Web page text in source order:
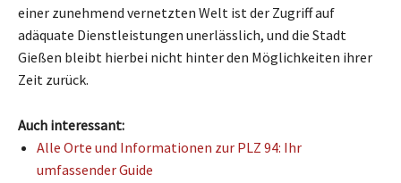
einer zunehmend vernetzten Welt ist der Zugriff auf
adäquate Dienstleistungen unerlässlich, und die Stadt
Gießen bleibt hierbei nicht hinter den Möglichkeiten ihrer
Zeit zurück.
Auch interessant:
Alle Orte und Informationen zur PLZ 94: Ihr
umfassender Guide